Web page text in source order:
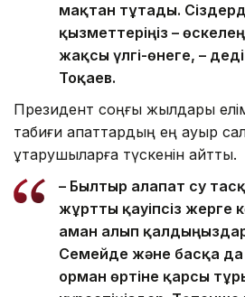
мақтан тұтады.
қызметтеріңіз –
жақсы үлгі-өнеге, –
Тоқаев.
Президент соңғы жылдары
табиғи апаттардың ең ауыр
құтқарушыларға түскенін айтты.
– Былтыр алапат су
жұртты қауіпсіз жерге
аман алып
Семейде және басқа да
орман өртіне қарсы